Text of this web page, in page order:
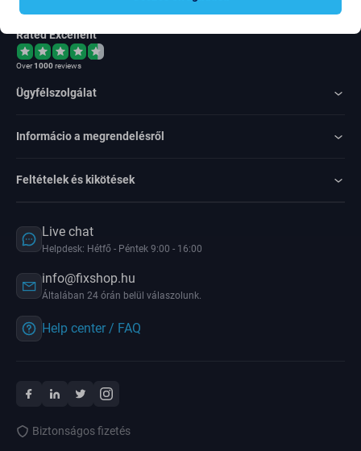
Rated Excellent
Over1000reviews
Ügyfélszolgálat
Informácio a megrendelésről
Feltételek és kikötések
Live chat
Helpdesk: Hétfő - Péntek 9:00 - 16:00
info@fixshop.hu
Általában 24 órán belül válaszolunk.
Help center / FAQ
Biztonságos fizetés